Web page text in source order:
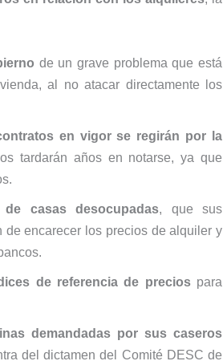
de un grave problema que está
al no atacar directamente los
en vigor se regirán por la
tardarán años en notarse, ya que
casas desocupadas, que sus
de encarecer los precios de alquiler y
de referencia de preciospara
demandadas por sus caseros
del dictamen del Comité DESC de